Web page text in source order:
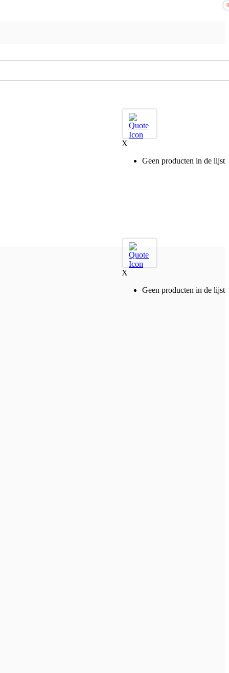
0
X
Geen producten in de lijst
0
X
Geen producten in de lijst